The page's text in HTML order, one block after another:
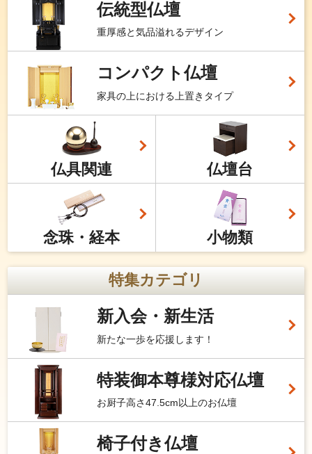
伝統型仏壇
重厚感と気品溢れるデザイン
コンパクト仏壇
家具の上における上置きタイプ
仏具関連 仏壇台
念珠・経本 小物類
特集カテゴリ
新入会・新生活
新たな一歩を応援します！
特装御本尊様対応仏壇
お厨子高さ47.5cm以上のお仏壇
椅子付き仏壇